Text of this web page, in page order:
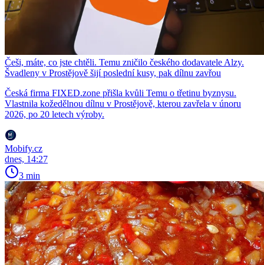
Češi, máte, co jste chtěli. Temu zničilo českého dodavatele Alzy.
Švadleny v Prostějově šijí poslední kusy, pak dílnu zavřou
Česká firma FIXED.zone přišla kvůli Temu o třetinu byznysu.
Vlastnila kožedělnou dílnu v Prostějově, kterou zavřela v únoru
2026, po 20 letech výroby.
Mobify.cz
dnes, 14:27
3 min